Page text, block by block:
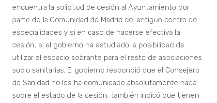
encuentra la solicitud de cesión al Ayuntamiento por
parte de la Comunidad de Madrid del antiguo centro de
especialidades y si en caso de hacerse efectiva la
cesión, si el gobierno ha estudiado la posibilidad de
utilizar el espacio sobrante para el resto de asociaciones
socio sanitarias. El gobierno respondió que el Consejero
de Sanidad no les ha comunicado absolutamente nada
sobre el estado de la cesión, también indicó que tienen